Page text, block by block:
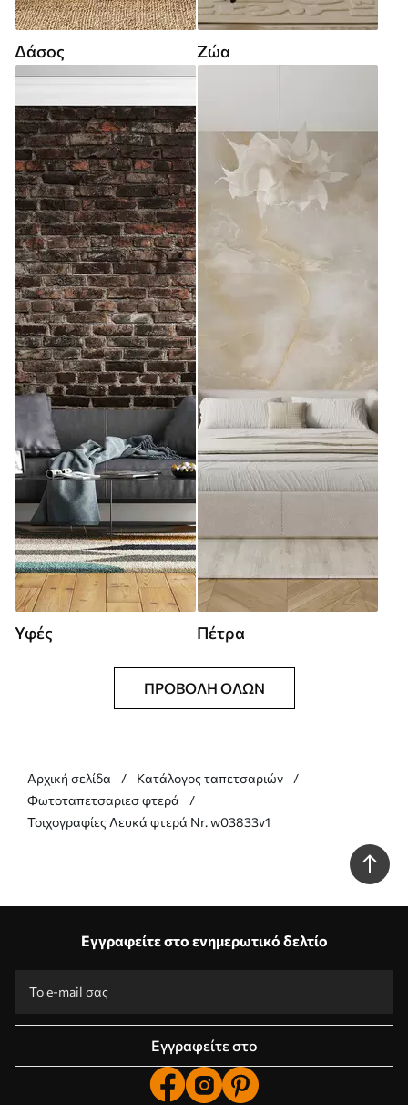
Δάσος Ζώα
Υφές Πέτρα
ΠΡΟΒΟΛΉ ΌΛΩΝ
Αρχική σελίδα
Κατάλογος ταπετσαριών
Φωτοταπετσαριεσ φτερά
Τοιχογραφίες Λευκά φτερά Nr. w03833v1
Εγγραφείτε στο ενημερωτικό δελτίο
Εγγραφείτε στο